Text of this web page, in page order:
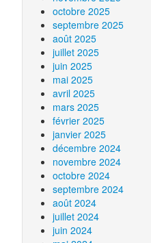
octobre 2025
septembre 2025
août 2025
juillet 2025
juin 2025
mai 2025
avril 2025
mars 2025
février 2025
janvier 2025
décembre 2024
novembre 2024
octobre 2024
septembre 2024
août 2024
juillet 2024
juin 2024